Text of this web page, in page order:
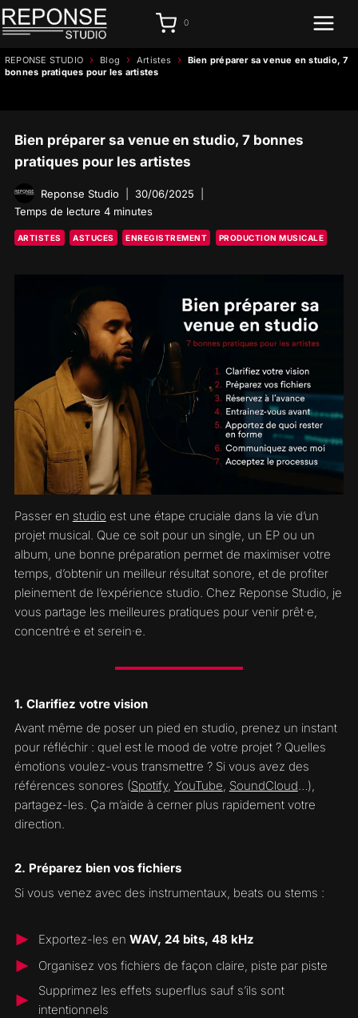
Aller
au
0
REPONSE STUDIO › Blog › Artistes ›
Bien préparer sa venue en studio, 7
bonnes pratiques pour les artistes
Bien préparer sa venue en studio, 7 bonnes
pratiques pour les artistes
Reponse Studio
30/06/2025
Temps de lecture 4 minutes
ARTISTES ASTUCES ENREGISTREMENT PRODUCTION MUSICALE
Passer en studio est une étape cruciale dans la vie d’un
projet musical. Que ce soit pour un single, un EP ou un
album, une bonne préparation permet de maximiser votre
temps, d’obtenir un meilleur résultat sonore, et de profiter
pleinement de l’expérience studio. Chez Reponse Studio, je
vous partage les meilleures pratiques pour venir prêt·e,
concentré·e et serein·e.
1. Clarifiez votre vision
Avant même de poser un pied en studio, prenez un instant
pour réfléchir : quel est le mood de votre projet ? Quelles
émotions voulez-vous transmettre ? Si vous avez des
références sonores (Spotify, YouTube, SoundCloud…),
partagez-les. Ça m’aide à cerner plus rapidement votre
direction.
2. Préparez bien vos fichiers
Si vous venez avec des instrumentaux, beats ou stems :
Exportez-les en WAV, 24 bits, 48 kHz
Organisez vos fichiers de façon claire, piste par piste
Supprimez les effets superflus sauf s’ils sont
intentionnels